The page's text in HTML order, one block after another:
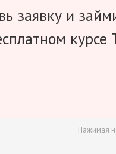
заявку и
курсе
Нажимая